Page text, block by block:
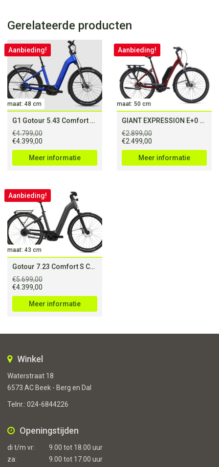
Gerelateerde producten
maat: 48 cm
Aanbieding!
G1 Gotour 5.43 Comfort NL CX
€4.799,00
Oorspronkelijke
prijs
€4.799,00.
€4.399,00
prijs
is:
€4.399,00.
Meer informatie
maat: 50 cm
Aanbieding!
GIANT EXPRESSION E+0 50Nm (500Wh)
€2.899,00
Oorspronkelijke
prijs
€2.899,00.
€2.499,00
prijs
is:
€2.499,00.
Meer informatie
maat: 43 cm
Aanbieding!
Gotour 7.23 Comfort S Cold Anthracite (750Wh)
€5.699,00
Oorspronkelijke
prijs
€5.699,00.
€4.399,00
prijs
is:
€4.399,00.
Meer informatie
Winkel
Waterstraat 18
6573 AC Beek - Berg en Dal
Telnr.: 024-6844226
Openingstijden
di t/m vr:
9.00 tot 18.00 uur
za:
9.00 tot 17.00 uur